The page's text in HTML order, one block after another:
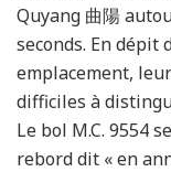
Quyang 曲陽
seconds. En dépit
emplacement,
difficiles à
Le bol M.C. 9554
rebord dit « en